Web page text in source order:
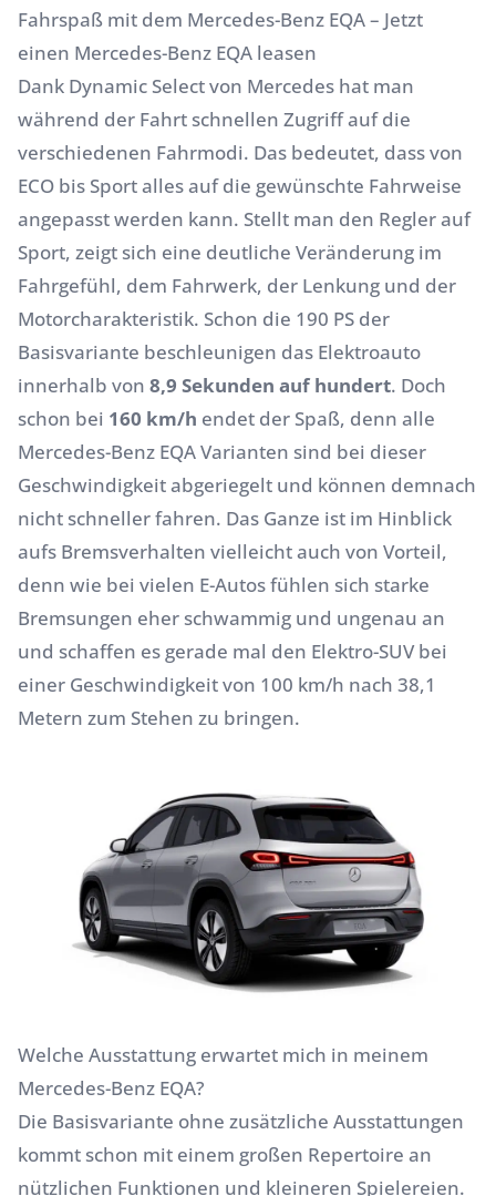
Fahrspaß mit dem Mercedes-Benz EQA – Jetzt
einen Mercedes-Benz EQA leasen
Dank Dynamic Select von Mercedes hat man
während der Fahrt schnellen Zugriff auf die
verschiedenen Fahrmodi. Das bedeutet, dass von
ECO bis Sport alles auf die gewünschte Fahrweise
angepasst werden kann. Stellt man den Regler auf
Sport, zeigt sich eine deutliche Veränderung im
Fahrgefühl, dem Fahrwerk, der Lenkung und der
Motorcharakteristik. Schon die 190 PS der
Basisvariante beschleunigen das Elektroauto
innerhalb von 8,9 Sekunden auf hundert. Doch
schon bei 160 km/h endet der Spaß, denn alle
Mercedes-Benz EQA Varianten sind bei dieser
Geschwindigkeit abgeriegelt und können demnach
nicht schneller fahren. Das Ganze ist im Hinblick
aufs Bremsverhalten vielleicht auch von Vorteil,
denn wie bei vielen E-Autos fühlen sich starke
Bremsungen eher schwammig und ungenau an
und schaffen es gerade mal den Elektro-SUV bei
einer Geschwindigkeit von 100 km/h nach 38,1
Metern zum Stehen zu bringen.
Welche Ausstattung erwartet mich in meinem
Mercedes-Benz EQA?
Die Basisvariante ohne zusätzliche Ausstattungen
kommt schon mit einem großen Repertoire an
nützlichen Funktionen und kleineren Spielereien.